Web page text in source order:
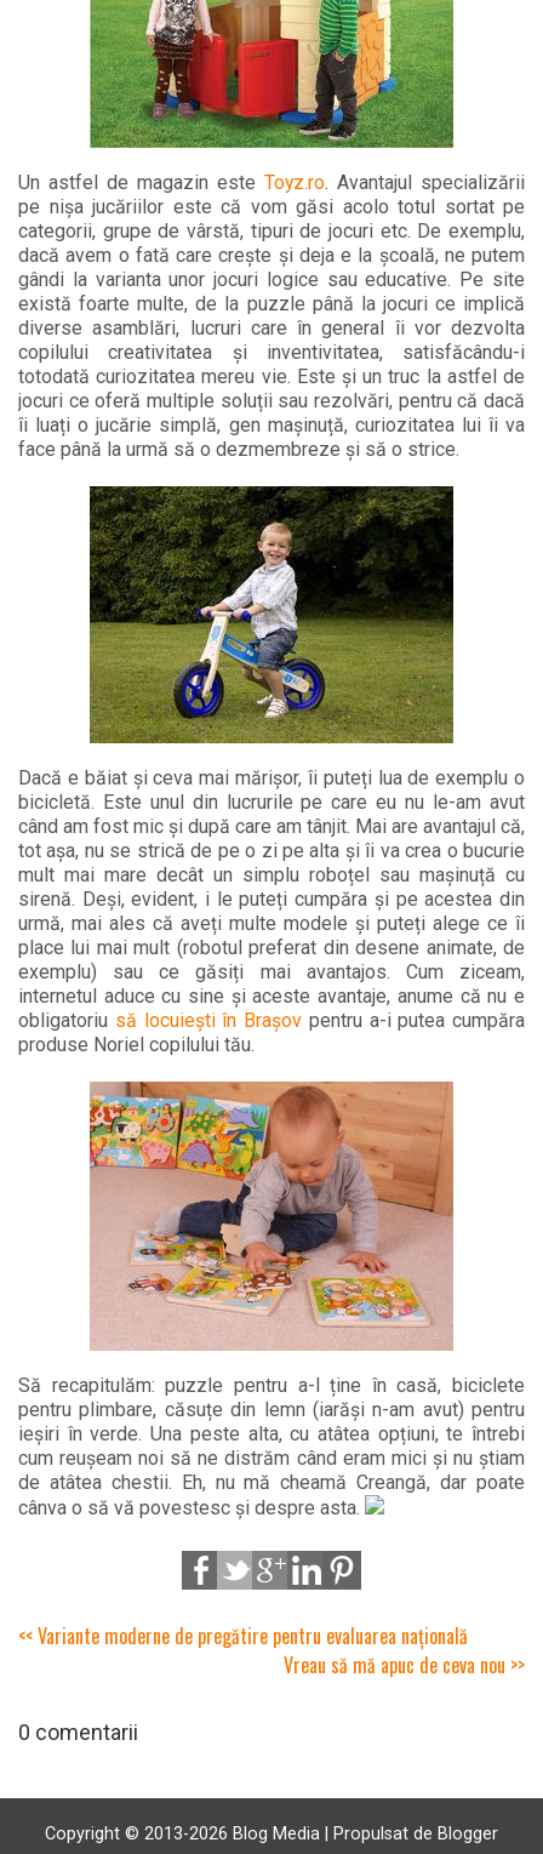
Un astfel de magazin este Toyz.ro. Avantajul specializării
pe nișa jucăriilor este că vom găsi acolo totul sortat pe
categorii, grupe de vârstă, tipuri de jocuri etc. De exemplu,
dacă avem o fată care crește și deja e la școală, ne putem
gândi la varianta unor jocuri logice sau educative. Pe site
există foarte multe, de la puzzle până la jocuri ce implică
diverse asamblări, lucruri care în general îi vor dezvolta
copilului creativitatea și inventivitatea, satisfăcându-i
totodată curiozitatea mereu vie. Este și un truc la astfel de
jocuri ce oferă multiple soluții sau rezolvări, pentru că dacă
îi luați o jucărie simplă, gen mașinuță, curiozitatea lui îi va
face până la urmă să o dezmembreze și să o strice.
Dacă e băiat și ceva mai mărișor, îi puteți lua de exemplu o
bicicletă. Este unul din lucrurile pe care eu nu le-am avut
când am fost mic și după care am tânjit. Mai are avantajul că,
tot așa, nu se strică de pe o zi pe alta și îi va crea o bucurie
mult mai mare decât un simplu roboțel sau mașinuță cu
sirenă. Deși, evident, i le puteți cumpăra și pe acestea din
urmă, mai ales că aveți multe modele și puteți alege ce îi
place lui mai mult (robotul preferat din desene animate, de
exemplu) sau ce găsiți mai avantajos. Cum ziceam,
internetul aduce cu sine și aceste avantaje, anume că nu e
obligatoriu să locuiești în Brașov pentru a-i putea cumpăra
produse Noriel copilului tău.
Să recapitulăm: puzzle pentru a-l ține în casă, biciclete
pentru plimbare, căsuțe din lemn (iarăși n-am avut) pentru
ieșiri în verde. Una peste alta, cu atâtea opțiuni, te întrebi
cum reușeam noi să ne distrăm când eram mici și nu știam
de atâtea chestii. Eh, nu mă cheamă Creangă, dar poate
cânva o să vă povestesc și despre asta.
<< Variante moderne de pregătire pentru evaluarea națională
Vreau să mă apuc de ceva nou >>
0 comentarii
Copyright © 2013-2026 Blog Media | Propulsat de Blogger